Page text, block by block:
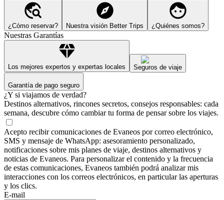
¿Cómo reservar? Nuestra visión Better Trips ¿Quiénes somos?
Nuestras Garantías
Los mejores expertos y expertas locales Seguros de viaje
Garantía de pago seguro
¿Y si viajamos de verdad?
Destinos alternativos, rincones secretos, consejos responsables: cada
semana, descubre cómo cambiar tu forma de pensar sobre los viajes.
Acepto recibir comunicaciones de Evaneos por correo electrónico,
SMS y mensaje de WhatsApp: asesoramiento personalizado,
notificaciones sobre mis planes de viaje, destinos alternativos y
noticias de Evaneos. Para personalizar el contenido y la frecuencia
de estas comunicaciones, Evaneos también podrá analizar mis
interacciones con los correos electrónicos, en particular las aperturas
y los clics.
E-mail